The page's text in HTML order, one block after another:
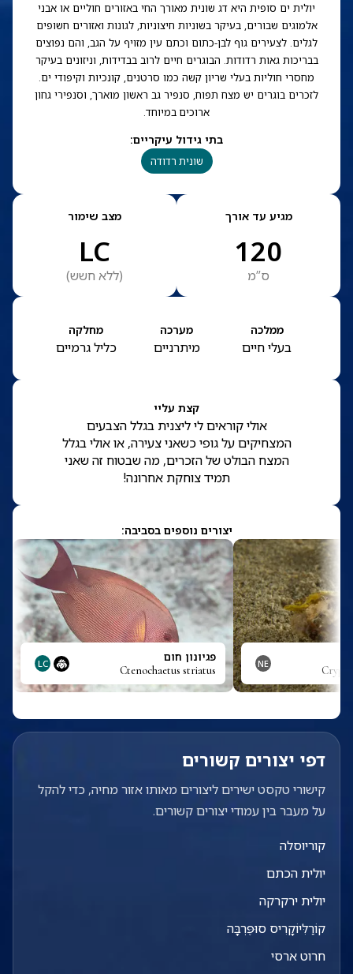
יולית ים סופית היא דג שונית מאורך החי באזורים חוליים או אבני
אלמוגים שבורים, בעיקר בשוניות חיצוניות, לגונות ואזורים חשופים
לגלים. לצעירים גוף לבן-כתום וכתם עין מזויף על הגב, והם נפוצים
בבריכות גאות רדודות. הבוגרים חיים לרוב בבדידות, וניזונים בעיקר
מחסרי חוליות בעלי שריון קשה כמו סרטנים, קונכיות וקיפודי ים.
לזכרים בוגרים יש מצח תפוח, סנפיר גב ראשון מוארך, וסנפירי גחון
ארוכים במיוחד.
בתי גידול עיקריים:
שונית רדודה
מגיע עד אורך
120
ס”מ
מצב שימור
LC
(ללא חשש)
ממלכה
בעלי חיים
מערכה
מיתרניים
מחלקה
כליל גרמיים
קצת עליי
אולי קוראים לי ליצנית בגלל הצבעים
המצחיקים על גופי כשאני צעירה, או אולי בגלל
המצח הבולט של הזכרים, מה שבטוח זה שאני
תמיד צוחקת אחרונה!
יצורים נוספים בסביבה:
NE פגיונון חום
Ctenochaetus striatus
LC
דפי יצורים קשורים
קישורי טקסט ישירים ליצורים מאותו אזור מחיה, כדי להקל
על מעבר בין עמודי יצורים קשורים.
קוריוסלה
יולית הכתם
יולית ירקרקה
קוֹרַלִּיוֹקָרִיס סוּפֶּרְבָּה
חרוט ארסי